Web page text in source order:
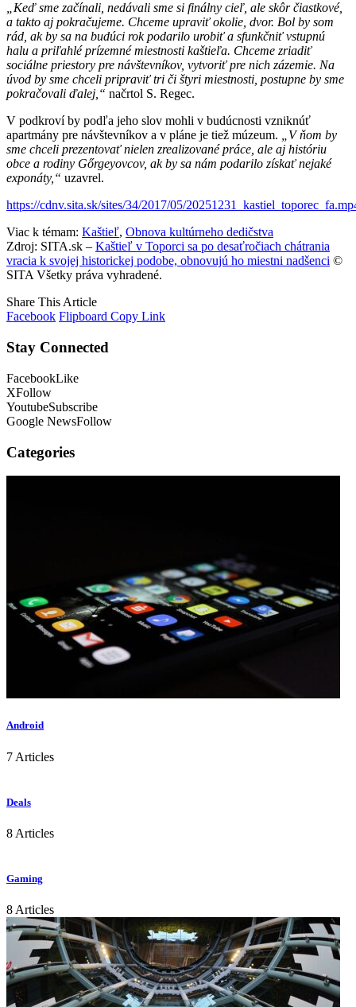
„Keď sme začínali, nedávali sme si finálny cieľ, ale skôr čiastkové,
a takto aj pokračujeme. Chceme upraviť okolie, dvor. Bol by som
rád, ak by sa na budúci rok podarilo urobiť a sfunkčniť vstupnú
halu a priľahlé prízemné miestnosti kaštieľa. Chceme zriadiť
sociálne priestory pre návštevníkov, vytvoriť pre nich zázemie. Na
úvod by sme chceli pripraviť tri či štyri miestnosti, postupne by sme
pokračovali ďalej,“ načrtol S. Regec.
V podkroví by podľa jeho slov mohli v budúcnosti vzniknúť
apartmány pre návštevníkov a v pláne je tiež múzeum.
„V ňom by
sme chceli prezentovať nielen zrealizované práce, ale aj históriu
obce a rodiny Gőrgeyovcov, ak by sa nám podarilo získať nejaké
exponáty,“ uzavrel.
https://cdnv.sita.sk/sites/34/2017/05/
Viac k témam: Kaštieľ, Obnova kultúrneho dedičstva
Zdroj: SITA.sk – Kaštieľ v Toporci sa po desaťročiach chátrania
vracia k svojej historickej podobe, obnovujú ho miestni nadšenci ©
SITA Všetky práva vyhradené.
Share This Article
Facebook Flipboard Copy Link
Stay Connected
FacebookLike
XFollow
YoutubeSubscribe
Google NewsFollow
Categories
Android
7 Articles
Deals
8 Articles
Gaming
8 Articles